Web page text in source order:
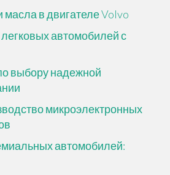
в двигателе Volvo
автомобилей с
выбору надежной
микроэлектронных
автомобилей: